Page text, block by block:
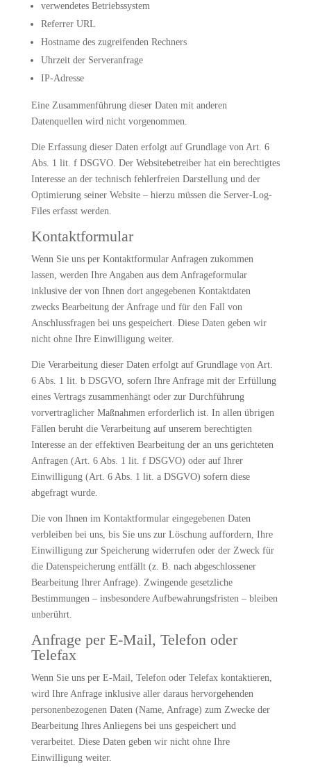
verwendetes Betriebssystem
Referrer URL
Hostname des zugreifenden Rechners
Uhrzeit der Serveranfrage
IP-Adresse
Eine Zusammenführung dieser Daten mit anderen
Datenquellen wird nicht vorgenommen.
Die Erfassung dieser Daten erfolgt auf Grundlage von Art. 6
Abs. 1 lit. f DSGVO. Der Websitebetreiber hat ein berechtigtes
Interesse an der technisch fehlerfreien Darstellung und der
Optimierung seiner Website – hierzu müssen die Server-Log-
Files erfasst werden.
Kontaktformular
Wenn Sie uns per Kontaktformular Anfragen zukommen
lassen, werden Ihre Angaben aus dem Anfrageformular
inklusive der von Ihnen dort angegebenen Kontaktdaten
zwecks Bearbeitung der Anfrage und für den Fall von
Anschlussfragen bei uns gespeichert. Diese Daten geben wir
nicht ohne Ihre Einwilligung weiter.
Die Verarbeitung dieser Daten erfolgt auf Grundlage von Art.
6 Abs. 1 lit. b DSGVO, sofern Ihre Anfrage mit der Erfüllung
eines Vertrags zusammenhängt oder zur Durchführung
vorvertraglicher Maßnahmen erforderlich ist. In allen übrigen
Fällen beruht die Verarbeitung auf unserem berechtigten
Interesse an der effektiven Bearbeitung der an uns gerichteten
Anfragen (Art. 6 Abs. 1 lit. f DSGVO) oder auf Ihrer
Einwilligung (Art. 6 Abs. 1 lit. a DSGVO) sofern diese
abgefragt wurde.
Die von Ihnen im Kontaktformular eingegebenen Daten
verbleiben bei uns, bis Sie uns zur Löschung auffordern, Ihre
Einwilligung zur Speicherung widerrufen oder der Zweck für
die Datenspeicherung entfällt (z. B. nach abgeschlossener
Bearbeitung Ihrer Anfrage). Zwingende gesetzliche
Bestimmungen – insbesondere Aufbewahrungsfristen – bleiben
unberührt.
Anfrage per E-Mail, Telefon oder
Telefax
Wenn Sie uns per E-Mail, Telefon oder Telefax kontaktieren,
wird Ihre Anfrage inklusive aller daraus hervorgehenden
personenbezogenen Daten (Name, Anfrage) zum Zwecke der
Bearbeitung Ihres Anliegens bei uns gespeichert und
verarbeitet. Diese Daten geben wir nicht ohne Ihre
Einwilligung weiter.